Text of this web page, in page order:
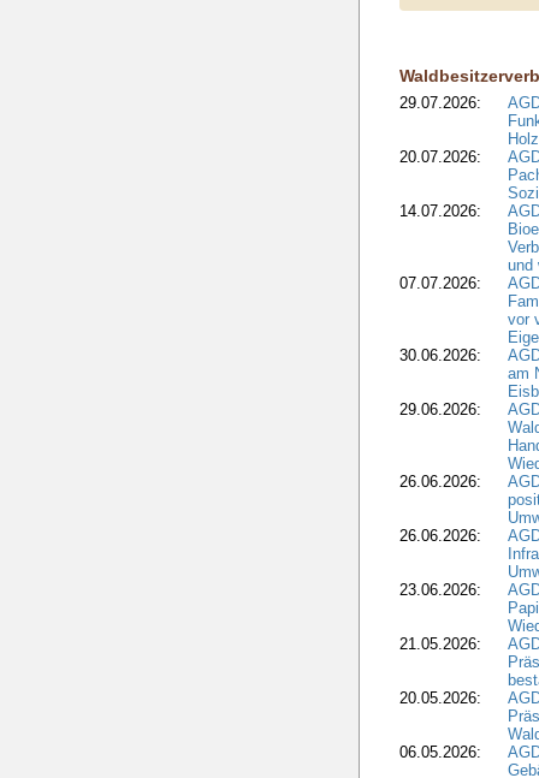
29.07.2026:
20.07.2026:
14.07.2026:
und
07.07.2026:
vor
30.06.2026:
am
29.06.2026:
26.06.2026:
26.06.2026:
23.06.2026:
21.05.2026:
20.05.2026:
06.05.2026: